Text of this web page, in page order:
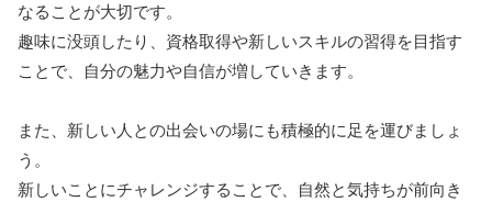
なることが大切です。
趣味に没頭したり、資格取得や新しいスキルの習得を目指す
ことで、自分の魅力や自信が増していきます。
また、新しい人との出会いの場にも積極的に足を運びましょ
う。
新しいことにチャレンジすることで、自然と気持ちが前向き